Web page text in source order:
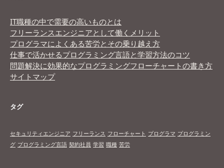
IT職種の中で需要の高いものとは
フリーランスエンジニアとして働くメリット
プログラマによくある苦労とその乗り越え方
仕事で活かせるプログラミング言語と学習方法のコツ
問題解決に効果的なプログラミングフローチャートの書き方
サイトマップ
タグ
セキュリティエンジニア フリーランス フローチャート プログラマ プログラミン
グ プログラミング言語 契約社員 学習 職種 苦労